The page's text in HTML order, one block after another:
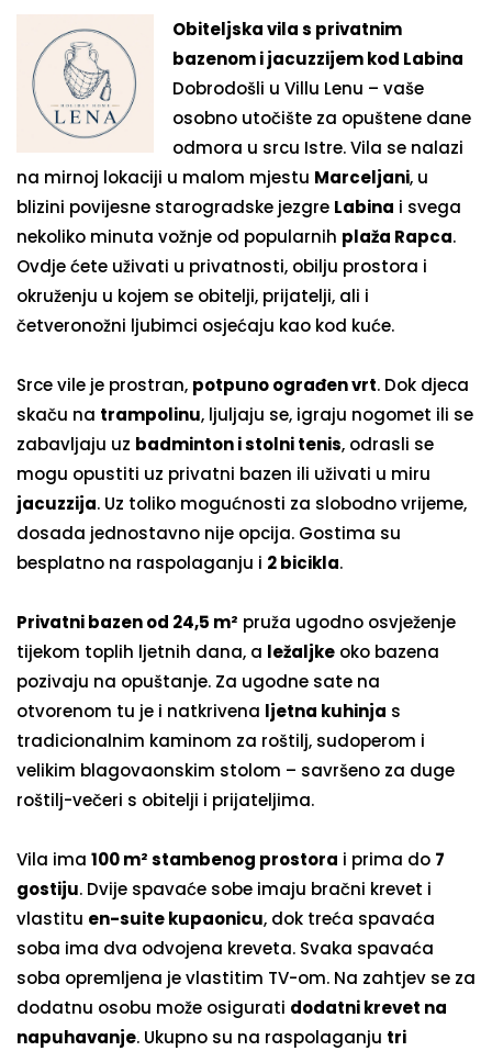
Obiteljska vila s privatnim
bazenom i jacuzzijem kod Labina
Dobrodošli u Villu Lenu – vaše
osobno utočište za opuštene dane
odmora u srcu Istre. Vila se nalazi
na mirnoj lokaciji u malom mjestu Marceljani, u
blizini povijesne starogradske jezgre Labina i svega
nekoliko minuta vožnje od popularnih plaža Rapca.
Ovdje ćete uživati u privatnosti, obilju prostora i
okruženju u kojem se obitelji, prijatelji, ali i
četveronožni ljubimci osjećaju kao kod kuće.
Srce vile je prostran, potpuno ograđen vrt. Dok djeca
skaču na trampolinu, ljuljaju se, igraju nogomet ili se
zabavljaju uz badminton i stolni tenis, odrasli se
mogu opustiti uz privatni bazen ili uživati u miru
jacuzzija. Uz toliko mogućnosti za slobodno vrijeme,
dosada jednostavno nije opcija. Gostima su
besplatno na raspolaganju i 2 bicikla.
Privatni bazen od 24,5 m² pruža ugodno osvježenje
tijekom toplih ljetnih dana, a ležaljke oko bazena
pozivaju na opuštanje. Za ugodne sate na
otvorenom tu je i natkrivena ljetna kuhinja s
tradicionalnim kaminom za roštilj, sudoperom i
velikim blagovaonskim stolom – savršeno za duge
roštilj-večeri s obitelji i prijateljima.
Vila ima 100 m² stambenog prostora i prima do 7
gostiju. Dvije spavaće sobe imaju bračni krevet i
vlastitu en-suite kupaonicu, dok treća spavaća
soba ima dva odvojena kreveta. Svaka spavaća
soba opremljena je vlastitim TV-om. Na zahtjev se za
dodatnu osobu može osigurati dodatni krevet na
napuhavanje. Ukupno su na raspolaganju tri